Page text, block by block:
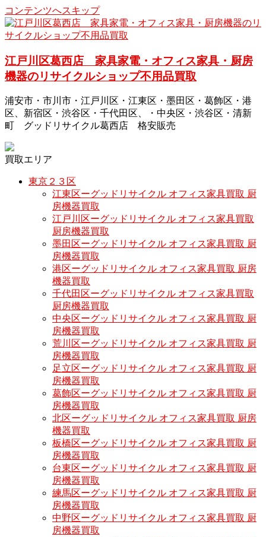
コンテンツへスキップ
江戸川区葛西店 家具家電・オフィス家具・厨房
機器のリサイクルショップ不用品買取
浦安市・市川市・江戸川区・江東区・墨田区・葛飾区・港
区、新宿区・渋谷区・千代田区、・中央区・渋谷区・清新
町 グッドリサイクル葛西店 格安販売
買取エリア
東京２３区
江東区ーグッドリサイクル オフィス家具買取 厨
房機器買取
江戸川区ーグッドリサイクル オフィス家具買取
厨房機器買取
墨田区ーグッドリサイクル オフィス家具買取 厨
房機器買取
港区ーグッドリサイクル オフィス家具買取 厨房
機器買取
千代田区ーグッドリサイクル オフィス家具買取
厨房機器買取
中央区ーグッドリサイクル オフィス家具買取 厨
房機器買取
荒川区ーグッドリサイクル オフィス家具買取 厨
房機器買取
足立区ーグッドリサイクル オフィス家具買取 厨
房機器買取
葛飾区ーグッドリサイクル オフィス家具買取 厨
房機器買取
北区ーグッドリサイクル オフィス家具買取 厨房
機器買取
板橋区ーグッドリサイクル オフィス家具買取 厨
房機器買取
台東区ーグッドリサイクル オフィス家具買取 厨
房機器買取
練馬区ーグッドリサイクル オフィス家具買取 厨
房機器買取
中野区ーグッドリサイクル オフィス家具買取 厨
房機器買取